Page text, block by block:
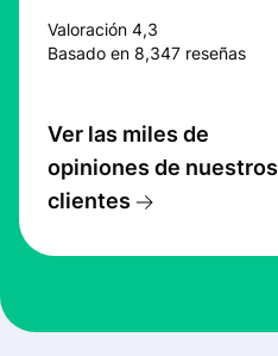
Valoración 4,3
Basado en 8,347 reseñas
Ver las miles de
opiniones de nuestros
clientes